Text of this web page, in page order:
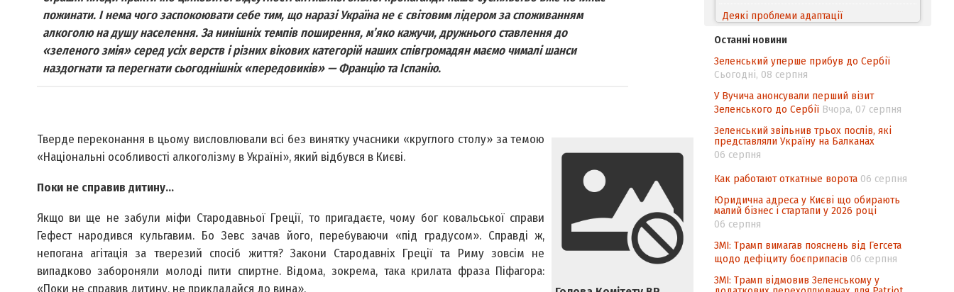
пожинати. І нема чого заспокоювати себе тим, що наразі Україна не є світовим лідером за споживанням
алкоголю на душу населення. За нинішніх темпів поширення, м’яко кажучи, дружнього ставлення до
«зеленого змія» серед усіх верств і різних вікових категорій наших співгромадян маємо чималі шанси
наздогнати та перегнати сьогоднішніх «передовиків» — Францію та Іспанію.
Тверде переконання в цьому висловлювали всі без винятку учасники «круглого столу» за темою
«Національні особливості алкоголізму в Україні», який відбувся в Києві.
Поки не справив дитину…
Якщо ви ще не забули міфи Стародавньої Греції, то пригадаєте, чому бог ковальської справи
Гефест народився кульгавим. Бо Зевс зачав його, перебуваючи «під градусом». Справді ж,
непогана агітація за тверезий спосіб життя? Закони Стародавніх Греції та Риму зовсім не
випадково забороняли молоді пити спиртне. Відома, зокрема, така крилата фраза Піфагора:
«Поки не справив дитину, не прикладайся до вина».
законодавства України щодо зазначення
походження товарів відповідно до
інтелектуальної власності (TRIPS) у
контексті євроінтеграції
Аналіз виборчого законодавства щодо
підрахунку голосів виборців
Інформаційна безпека суспільства
Останні новини
Зеленський уперше прибув до Сербії
Сьогодні, 08 серпня
У Вучича анонсували перший візит
Зеленського до Сербії Вчора, 07 серпня
Зеленський звільнив трьох послів, які
представляли Україну на Балканах
06 серпня
Как работают откатные ворота 06 серпня
Юридична адреса у Києві що обирають
малий бізнес і стартапи у 2026 році
06 серпня
ЗМІ: Трамп вимагав пояснень від Гегсета
щодо дефіциту боєприпасів 06 серпня
ЗМІ: Трамп відмовив Зеленському у